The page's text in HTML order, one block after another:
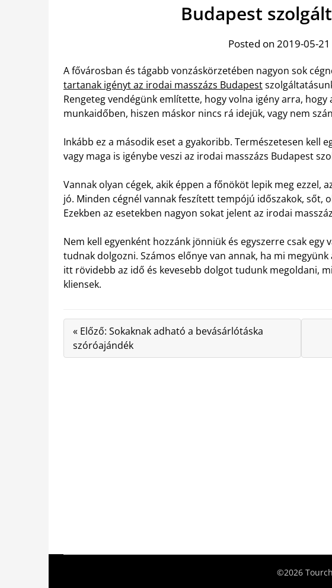
Budapest
Posted on 2019-05-21
A fővárosban és tágabb vonzáskörzetében nagyon sok
tartanak igényt az irodai masszázs Budapest
Rengeteg vendégünk említette, hogy volna igény arra, hogy
munkaidőben, hiszen máskor nincs rá idejük, vagy nem
Inkább ez a második eset a gyakoribb. Természetesen kell
vagy maga is igénybe veszi az irodai masszázs Budapest
Vannak olyan cégek, akik éppen a főnököt lepik meg ezzel,
jó. Minden cégnél vannak feszített tempójú időszakok, sőt,
Ezekben az esetekben nagyon sokat jelent az irodai
Nem kell egyenként hozzánk jönniük és egyszerre csak
tudnak dolgozni. Számos előnye van annak, ha mi
itt rövidebb az idő és kevesebb dolgot tudunk megoldani,
kliensek.
« Előző: Sokaknak adható a bevásárlótáska
szóróajándék
©2026